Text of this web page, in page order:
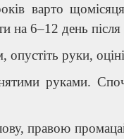
варто
на 6–12 день
руки,
руками.
правою